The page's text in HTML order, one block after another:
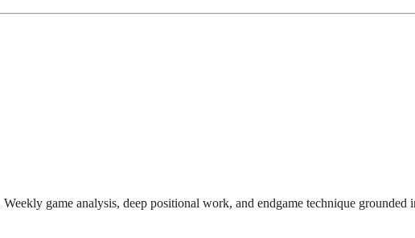
game analysis, deep positional work, and endgame technique grounded